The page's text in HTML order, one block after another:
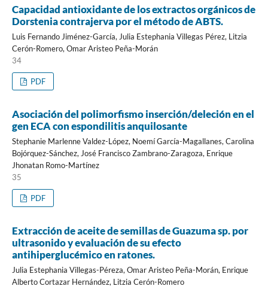
Capacidad antioxidante de los extractos orgánicos de
Dorstenia contrajerva por el método de ABTS.
Luis Fernando Jiménez-García, Julia Estephania Villegas Pérez, Litzia
Cerón-Romero, Omar Aristeo Peña-Morán
34
PDF
Asociación del polimorfismo inserción/deleción en el
gen ECA con espondilitis anquilosante
Stephanie Marlenne Valdez-López, Noemí García-Magallanes, Carolina
Bojórquez-Sánchez, José Francisco Zambrano-Zaragoza, Enrique
Jhonatan Romo-Martínez
35
PDF
Extracción de aceite de semillas de Guazuma sp. por
ultrasonido y evaluación de su efecto
antihiperglucémico en ratones.
Julia Estephania Villegas-Péreza, Omar Aristeo Peña-Morán, Enrique
Alberto Cortazar Hernández, Litzia Cerón-Romero